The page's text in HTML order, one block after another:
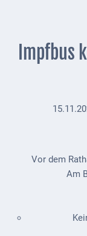
und
Abwasser
Impfbus
Vor dem
Am